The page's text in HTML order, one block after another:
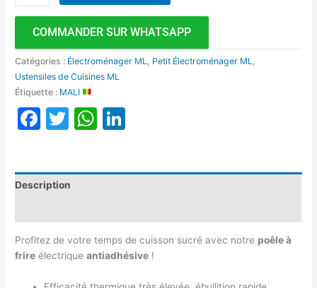
COMMANDER SUR WHATSAPP
Catégories : Électroménager ML, Petit Électroménager ML,
Ustensiles de Cuisines ML
Étiquette : MALI
Facebook
TwitterWhatsApp
Description
Profitez de votre temps de cuisson sucré avec notre poêle à
frire électriqueantiadhésive !